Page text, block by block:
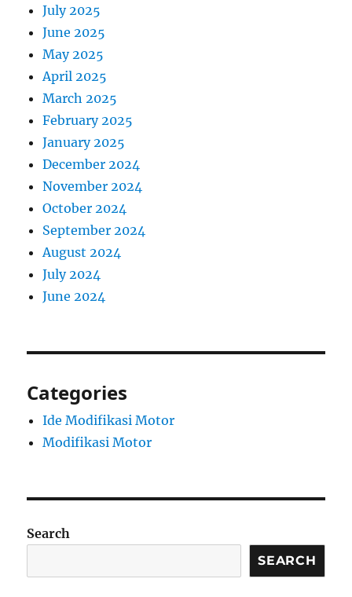
July 2025
June 2025
May 2025
April 2025
March 2025
February 2025
January 2025
December 2024
November 2024
October 2024
September 2024
August 2024
July 2024
June 2024
Categories
Ide Modifikasi Motor
Modifikasi Motor
Search
SEARCH